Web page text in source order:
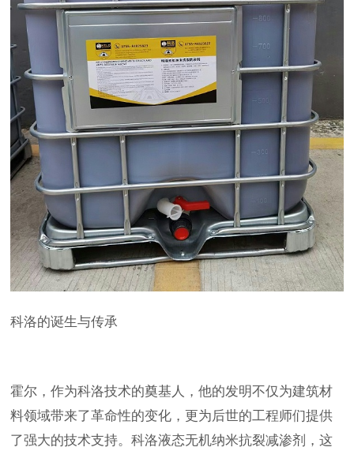
科洛的诞生与传承
霍尔，作为科洛技术的奠基人，他的发明不仅为建筑材
料领域带来了革命性的变化，更为后世的工程师们提供
了强大的技术支持。科洛液态无机纳米抗裂减渗剂，这